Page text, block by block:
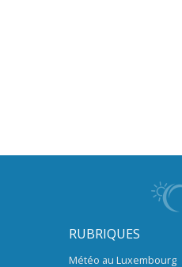
RUBRIQUES
Météo au Luxembourg